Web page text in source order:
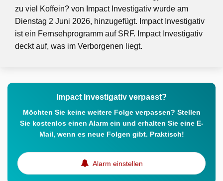
zu viel Koffein? von Impact Investigativ wurde am
Dienstag 2 Juni 2026, hinzugefügt. Impact Investigativ
ist ein Fernsehprogramm auf SRF. Impact Investigativ
deckt auf, was im Verborgenen liegt.
Impact Investigativ verpasst?
Möchten Sie keine weitere Folge verpassen? Stellen
Sie kostenlos einen Alarm ein und erhalten Sie eine E-
Mail, wenn es neue Folgen gibt. Praktisch!
Alarm einstellen